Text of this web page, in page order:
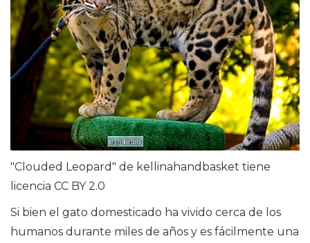
"Clouded Leopard" de kellinahandbasket tiene
licencia CC BY 2.0
Si bien el gato domesticado ha vivido cerca de los
humanos durante miles de años y es fácilmente una